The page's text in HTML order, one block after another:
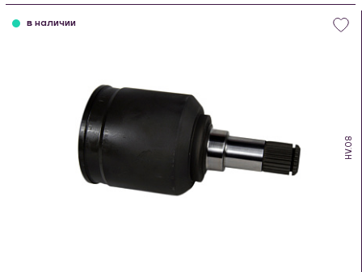
HV.08
в наличии